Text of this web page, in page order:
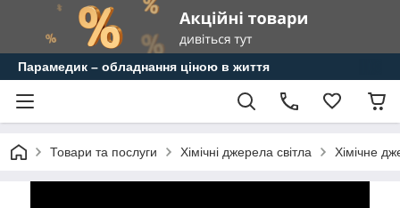
Парамедик – обладнання ціною в життя
Товари та послуги Хімічні джерела світла Хімічне